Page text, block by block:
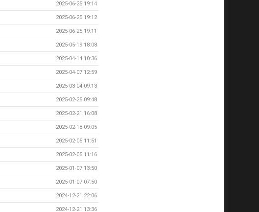
2025-06-25 19:14
2025-06-25 19:12
2025-06-25 19:11
2025-05-19 18:08
2025-04-14 10:36
2025-04-07 12:59
2025-03-04 09:13
2025-02-25 09:48
2025-02-21 16:08
2025-02-18 09:05
2025-02-05 11:51
2025-02-05 11:16
2025-01-07 13:50
2025-01-07 07:50
2024-12-21 22:06
2024-12-21 13:36